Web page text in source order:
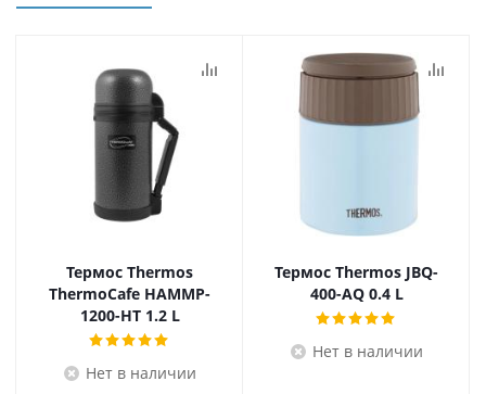
Термос Thermos
ThermoCafe HAMMP-
1200-HT 1.2 L
Нет в наличии
Термос Thermos JBQ-
400-AQ 0.4 L
Нет в наличии